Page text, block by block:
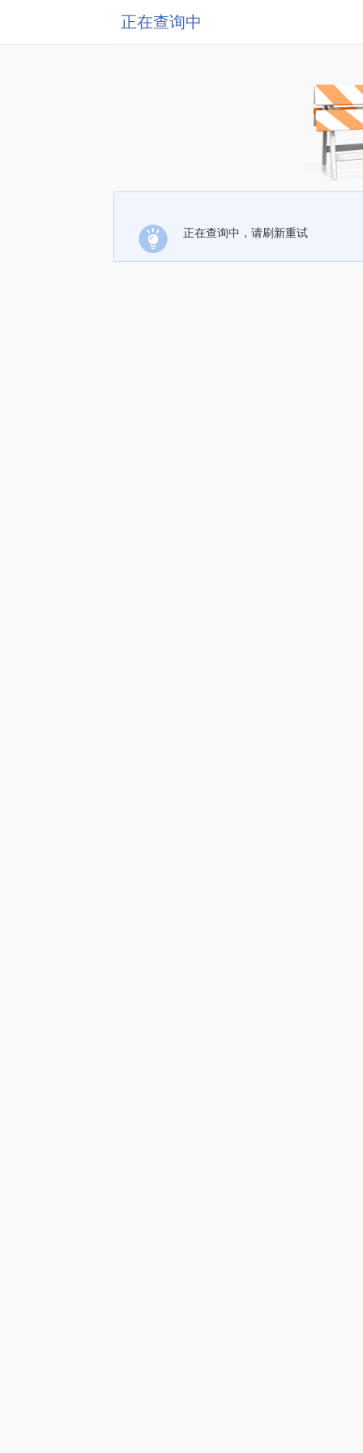
正在查询中
正在查询中，请刷新重试